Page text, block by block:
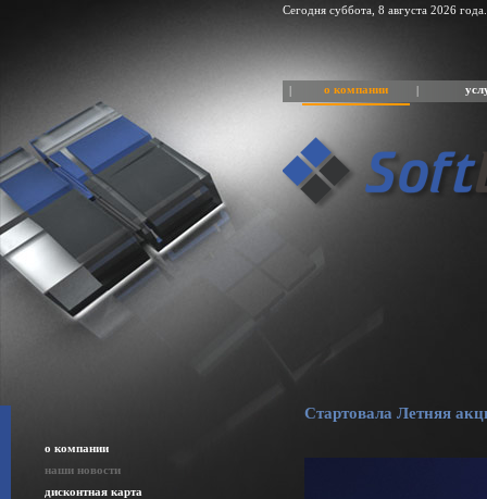
Сегодня суббота, 8 августа 2026
о компании
о компании
наши новости
дисконтная карта
Стартовала Летняя